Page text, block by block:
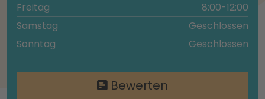
Freitag
8:00-12:00
Samstag
Geschlossen
Sonntag
Geschlossen
Bewerten